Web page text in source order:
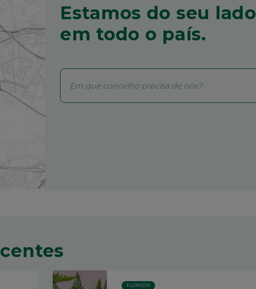
Estamos do seu lado
em todo o país.
Concelho
FLORISTA